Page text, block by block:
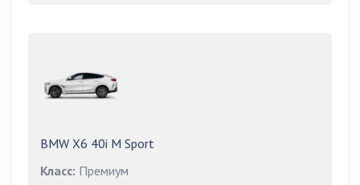
BMW X6 40i M Sport
Класс: Премиум